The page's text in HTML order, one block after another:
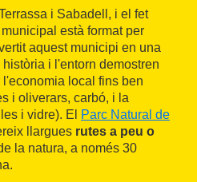
i Sabadell, i el fet
està format per
aquest municipi en una
i l'entorn demostren
local fins ben
i oliverars, carbó, i la
i vidre). El
Parc Natural de
llargues rutes a peu o
la natura, a només 30